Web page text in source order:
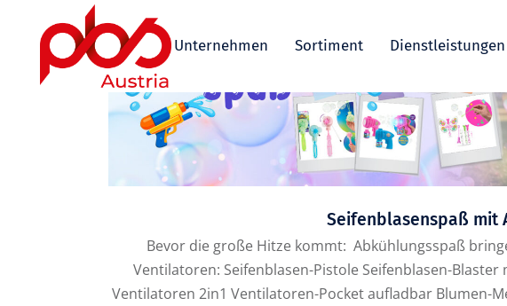
Unternehmen Sortiment Dienstleistungen
Seifenblasenspaß mit
Bevor die große Hitze kommt: Abkühlungsspaß
Ventilatoren: Seifenblasen-Pistole Seifenblasen-
Ventilatoren 2in1 Ventilatoren-Pocket aufladbar Blumen-